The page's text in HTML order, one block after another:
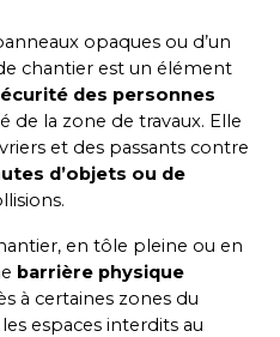
opaques ou d’un
chantier est un élément
des personnes
de la zone de travaux. Elle
et des passants contre
d’objets ou de
en tôle pleine ou en
barrière physique
à certaines zones du
espaces interdits au